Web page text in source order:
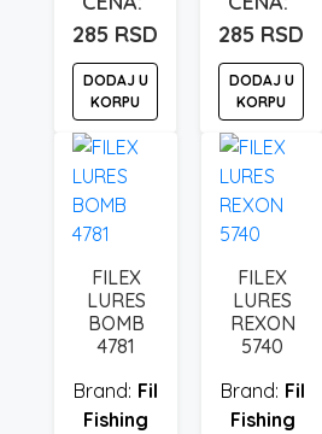
285 RSD
DODAJ U
KORPU
285 RSD
DODAJ U
KORPU
FILEX
LURES
BOMB
4781
Fil
Fishing
FILEX
LURES
REXON
5740
Fil
Fishing